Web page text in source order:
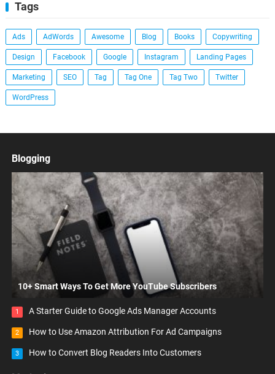
Tags
Ads AdWords Awesome Blog Books Copywriting
Design Facebook Google Instagram Landing Pages
Marketing SEO Tag Tag One Tag Two Twitter
WordPress
Blogging
10+ Smart Ways To Get More YouTube Subscribers
1 A Starter Guide to Google Ads Manager Accounts
2 How to Use Amazon Attribution For Ad Campaigns
3 How to Convert Blog Readers Into Customers